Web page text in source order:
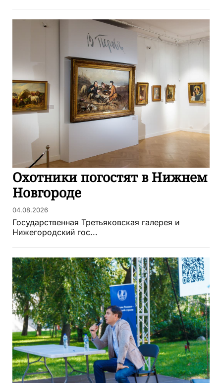
Охотники погостят в Нижнем
Новгороде
04.08.2026
Государственная Третьяковская галерея и
Нижегородский гос...